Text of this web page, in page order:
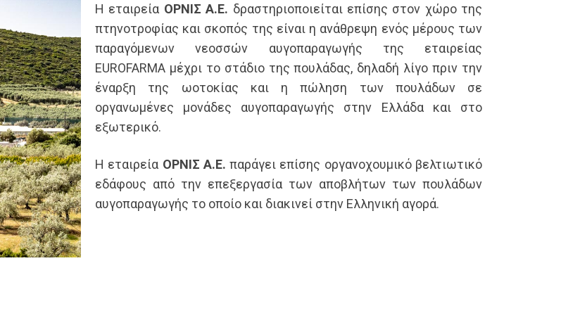
Η εταιρεία ΟΡΝΙΣ A.E. δραστηριοποιείται επίσης στον χώρο της
πτηνοτροφίας και σκοπός της είναι η ανάθρεψη ενός μέρους των
παραγόμενων νεοσσών αυγοπαραγωγής της εταιρείας
EUROFARMA μέχρι το στάδιο της πουλάδας, δηλαδή λίγο πριν την
έναρξη της ωοτοκίας και η πώληση των πουλάδων σε
οργανωμένες μονάδες αυγοπαραγωγής στην Ελλάδα και στο
εξωτερικό.
Η εταιρεία ΟΡΝΙΣ A.E. παράγει επίσης οργανοχουμικό βελτιωτικό
εδάφους από την επεξεργασία των αποβλήτων των πουλάδων
αυγοπαραγωγής το οποίο και διακινεί στην Ελληνική αγορά.